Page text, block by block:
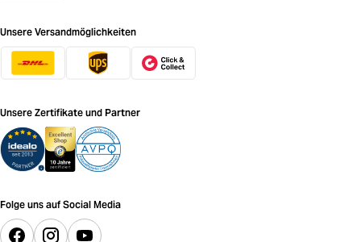
Unsere Versandmöglichkeiten
Unsere Zertifikate und Partner
Folge uns auf Social Media